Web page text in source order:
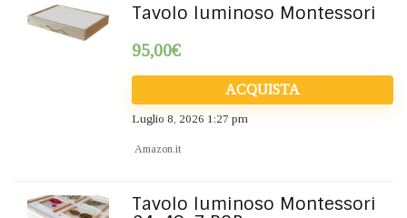
Tavolo luminoso Montessori
95,00€
ACQUISTA
Luglio 8, 2026 1:27 pm
Amazon.it
Tavolo luminoso Montessori